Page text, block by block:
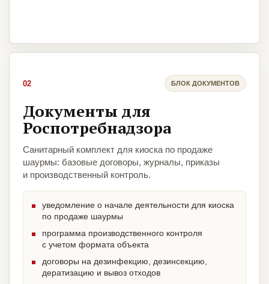
02 БЛОК ДОКУМЕНТОВ
Документы для
Роспотребнадзора
Санитарный комплект для киоска по продаже
шаурмы: базовые договоры, журналы, приказы
и производственный контроль.
уведомление о начале деятельности для киоска
по продаже шаурмы
программа производственного контроля
с учетом формата объекта
договоры на дезинфекцию, дезинсекцию,
дератизацию и вывоз отходов